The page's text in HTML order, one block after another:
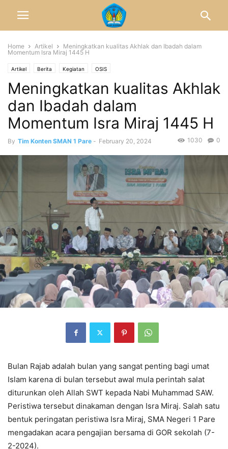
Home Artikel
Meningkatkan kualitas Akhlak dan Ibadah dalam
Momentum Isra Miraj 1445 H
Artikel Berita Kegiatan OSIS
Meningkatkan kualitas Akhlak
dan Ibadah dalam
Momentum Isra Miraj 1445 H
By Tim Konten SMAN 1 Pare - February 20, 2024 0
1030
Bulan Rajab adalah bulan yang sangat penting bagi umat
Islam karena di bulan tersebut awal mula perintah salat
diturunkan oleh Allah SWT kepada Nabi Muhammad SAW.
Peristiwa tersebut dinakaman dengan Isra Miraj. Salah satu
bentuk peringatan peristiwa Isra Miraj, SMA Negeri 1 Pare
mengadakan acara pengajian bersama di GOR sekolah (7-
2-2024).